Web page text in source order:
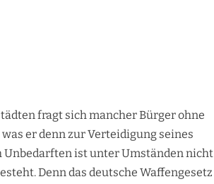
fragt sich mancher Bürger ohne
er denn zur Verteidigung seines
Unbedarften ist unter Umständen nicht
Denn das deutsche Waffengesetz